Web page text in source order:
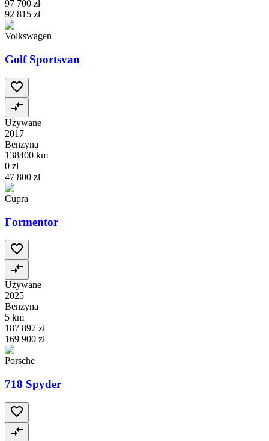
97 700 zł
92 815 zł
Volkswagen
Golf Sportsvan
Używane
2017
Benzyna
138400 km
0 zł
47 800 zł
Cupra
Formentor
Używane
2025
Benzyna
5 km
187 897 zł
169 900 zł
Porsche
718 Spyder